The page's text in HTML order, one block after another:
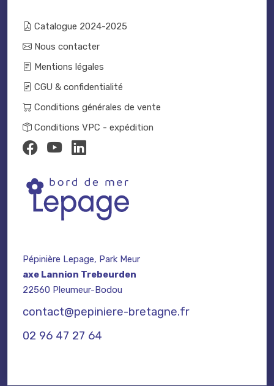
Catalogue 2024-2025
Nous contacter
Mentions légales
CGU & confidentialité
Conditions générales de vente
Conditions VPC - expédition
Pépinière Lepage, Park Meur
axe Lannion Trebeurden
22560 Pleumeur-Bodou
contact@pepiniere-bretagne.fr
02 96 47 27 64